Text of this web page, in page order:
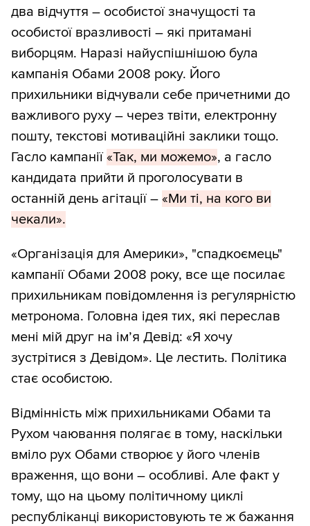
два відчуття – особистої значущості та
особистої вразливості – які притамані
виборцям. Наразі найуспішнішою була
кампанія Обами 2008 року. Його
прихильники відчували себе причетними до
важливого руху – через твіти, електронну
пошту, текстові мотиваційні заклики тощо.
Гасло кампанії«Так, ми можемо», а гасло
кандидата прийти й проголосувати в
останній день агітації – «Ми ті, на кого ви
чекали».
«Організація для Америки», "спадкоємець"
кампанії Обами 2008 року, все ще посилає
прихильникам повідомлення із регулярністю
метронома. Головна ідея тих, які переслав
мені мій друг на ім’я Девід: «Я хочу
зустрітися з Девідом». Це лестить. Політика
стає особистою.
Відмінність між прихильниками Обами та
Рухом чаювання полягає в тому, наскільки
вміло рух Обами створює у його членів
враження, що вони – особливі. Але факт у
тому, що на цьому політичному циклі
республіканці використовують те ж бажання